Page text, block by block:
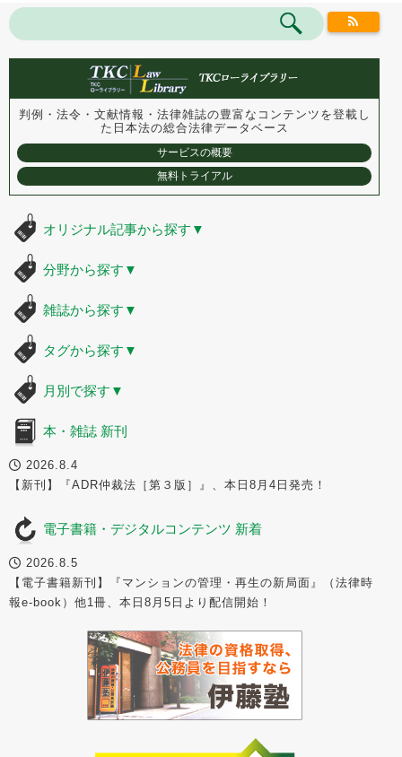
判例・法令・文献情報・法律雑誌の豊富なコンテンツを登載し
た 日本法の総合法律データベース
サービスの概要
無料トライアル
オリジナル記事から探す ▼
分野から探す ▼
雑誌から探す ▼
タグから探す ▼
月別で探す ▼
本・雑誌 新刊
2026.8.4
【新刊】『ADR仲裁法［第３版］』、本日8月4日発売！
電子書籍・デジタルコンテンツ 新着
2026.8.5
【電子書籍新刊】『マンションの管理・再生の新局面』（法律時
報e-book）他1冊、本日8月5日より配信開始！